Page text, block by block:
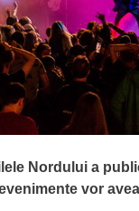
Nordului a
vor